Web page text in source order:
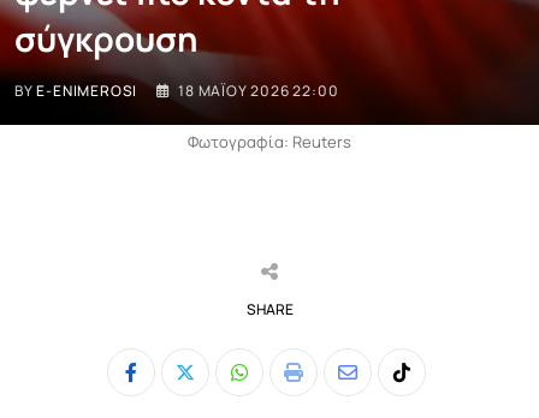
σύγκρουση
BYE-ENIMEROSI 18 ΜΑΪ́ΟΥ 2026 22:00
Φωτογραφία: Reuters
SHARE
Whatsapp
Print
ShareTiktok